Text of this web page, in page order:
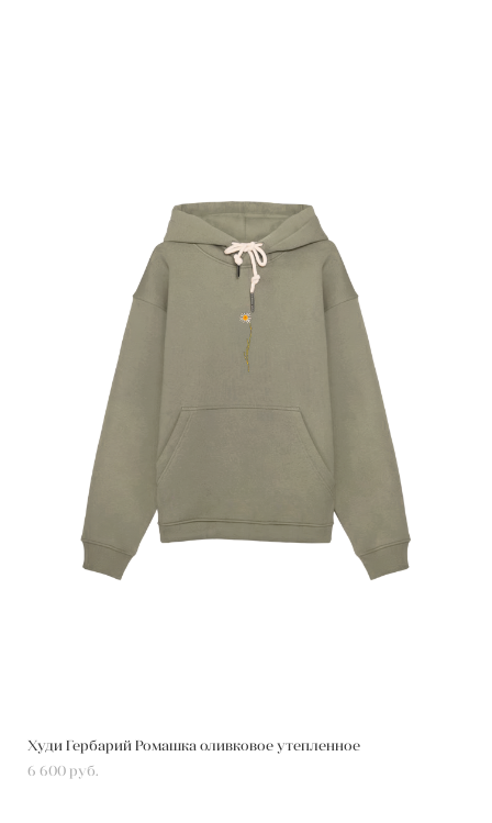
Худи Гербарий Ромашка оливковое утепленное
6 600 pуб.